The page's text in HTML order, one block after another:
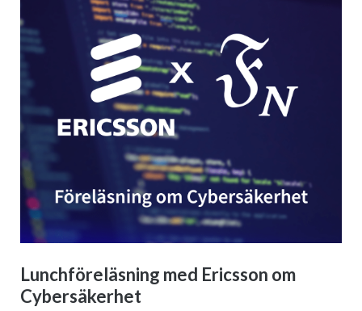
Lunchföreläsning med Ericsson om
Cybersäkerhet